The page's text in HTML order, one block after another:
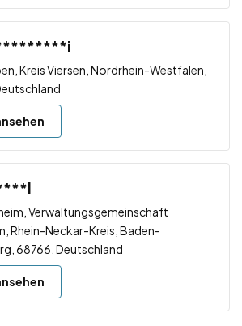
Kreis Viersen, Nordrhein-Westfalen,
Verwaltungsgemeinschaft
Rhein-Neckar-Kreis, Baden-
68766, Deutschland